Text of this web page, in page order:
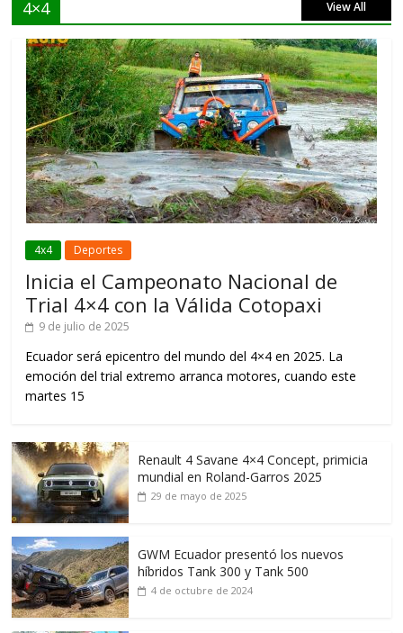
4×4 View All
4x4 Deportes
Inicia el Campeonato Nacional de
Trial 4×4 con la Válida Cotopaxi
9 de julio de 2025
Ecuador será epicentro del mundo del 4×4 en 2025. La
emoción del trial extremo arranca motores, cuando este
martes 15
Renault 4 Savane 4×4 Concept, primicia
mundial en Roland-Garros 2025
29 de mayo de 2025
GWM Ecuador presentó los nuevos
híbridos Tank 300 y Tank 500
4 de octubre de 2024